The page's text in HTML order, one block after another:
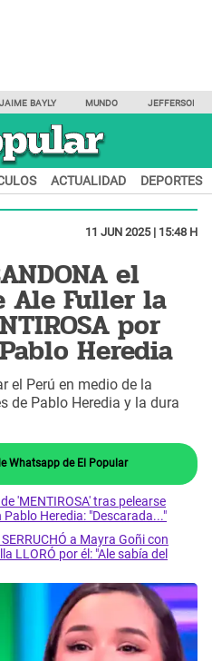
JAIME BAYLY MUNDO JEFFERSON
ACTUALIDAD DEPORTES
11 JUN 2025 | 15:48 H
el
Ale Fuller la
por
Heredia
el Perú en medio de la
de Pablo Heredia y la dura
Whatsapp de El Popular
'MENTIROSA' tras pelearse
Heredia: "Descarada..."
a Mayra Goñi con
LLORÓ por él: "Ale sabía del